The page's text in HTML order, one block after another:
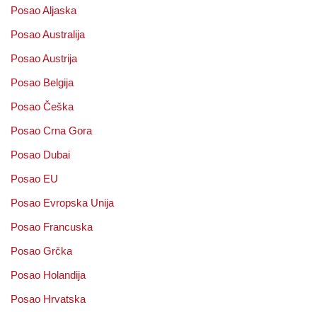
Posao Aljaska
Posao Australija
Posao Austrija
Posao Belgija
Posao Češka
Posao Crna Gora
Posao Dubai
Posao EU
Posao Evropska Unija
Posao Francuska
Posao Grčka
Posao Holandija
Posao Hrvatska